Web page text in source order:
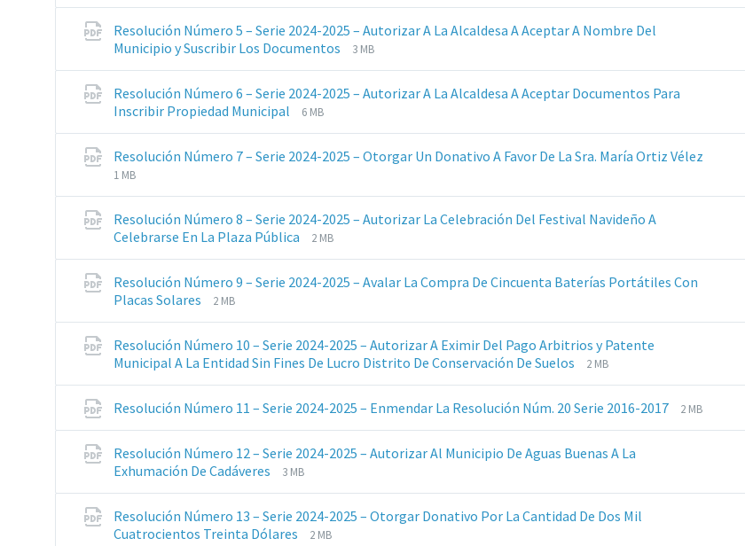
pdf
Resolución Número 5 – Serie 2024-2025 – Autorizar A La Alcaldesa A Aceptar A Nombre Del
Municipio y Suscribir Los Documentos
Extensiones
pdf
Tamaño
3 MB
Resolución Número 6 – Serie 2024-2025 – Autorizar A La Alcaldesa A Aceptar Documentos Para
Inscribir Propiedad Municipal
Extensiones
pdf
Tamaño
6 MB
Resolución Número 7 – Serie 2024-2025 – Otorgar Un Donativo A Favor De La Sra. María Ortiz Vélez
Extensiones
pdf
Tamaño
1 MB
Resolución Número 8 – Serie 2024-2025 – Autorizar La Celebración Del Festival Navideño A
Celebrarse En La Plaza Pública
Extensiones
pdf
Tamaño
2 MB
Resolución Número 9 – Serie 2024-2025 – Avalar La Compra De Cincuenta Baterías Portátiles Con
Placas Solares
Extensiones
pdf
Tamaño
2 MB
Resolución Número 10 – Serie 2024-2025 – Autorizar A Eximir Del Pago Arbitrios y Patente
Municipal A La Entidad Sin Fines De Lucro Distrito De Conservación De Suelos
Extensiones
pdf
Tamaño
2 MB
Resolución Número 11 – Serie 2024-2025 – Enmendar La Resolución Núm. 20 Serie 2016-2017
Extensiones
Tamaño
2 MB
Resolución Número 12 – Serie 2024-2025 – Autorizar Al Municipio De Aguas Buenas A La
Exhumación De Cadáveres
Extensiones
pdf
Tamaño
3 MB
Resolución Número 13 – Serie 2024-2025 – Otorgar Donativo Por La Cantidad De Dos Mil
Cuatrocientos Treinta Dólares
Extensiones
Tamaño
2 MB